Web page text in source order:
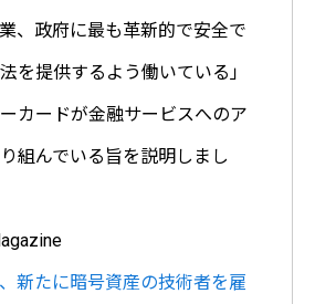
、政府に最も革新的で安全で
を提供するよう働いている」
カードが金融サービスへのア
組んでいる旨を説明しまし
新たに暗号資産の技術者を雇